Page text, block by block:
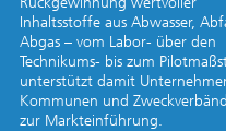
Inhaltsstoffe aus Abwasser,
Abgas – vom Labor- über den
Technikums- bis zum
unterstützt damit
Kommunen und
zur Markteinführung.